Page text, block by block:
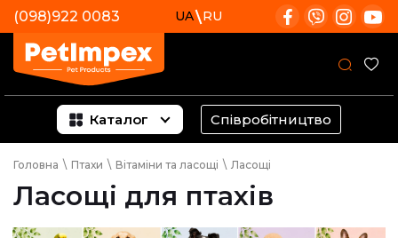
(098)922 0083 UA RU
Каталог Співробітництво
Головна \ Птахи \ Вітаміни та ласощі \ Ласощі
Ласощі для птахів